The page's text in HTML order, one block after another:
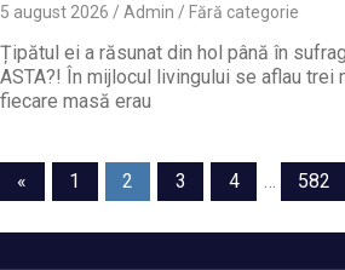
5 august 2026 Admin Fără categorie
Țipătul ei a răsunat din hol până în
ASTA?! În mijlocul livingului se aflau trei
fiecare masă erau
Navigare
« Previous
Posts
1 2 3 4 … 582